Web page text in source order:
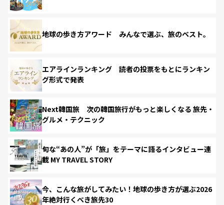
地球の歩き方アワード みんなで選ぶ、旅のベスト。
エアラインランキング 読者の投票をもとにランキン
グ形式で発表
Next韓国旅 次の韓国旅行がもっと楽しくなる 旅先・
グルメ・テクニック
旬な“あの人”が「旅」をテーマに語るインタビュー連
載 MY TRAVEL STORY
今、こんな旅がしてみたい！地球の歩き方が選ぶ2026
年絶対行くべき旅先30